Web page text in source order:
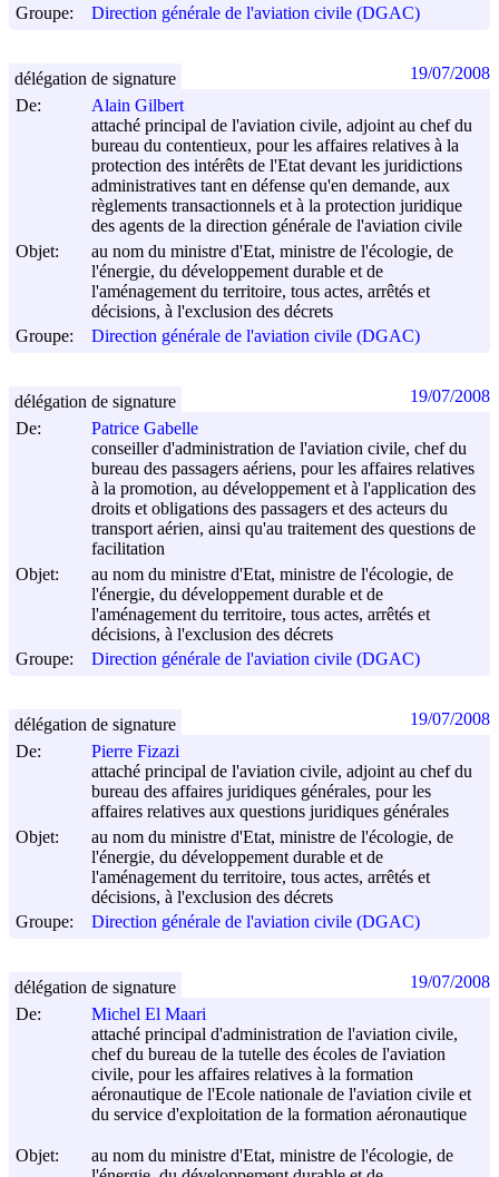
Groupe:
Direction générale de l'aviation civile (DGAC)
De:
Alain Gilbert
attaché principal de l'aviation civile, adjoint au chef du
bureau du contentieux, pour les affaires relatives à la
protection des intérêts de l'Etat devant les juridictions
administratives tant en défense qu'en demande, aux
règlements transactionnels et à la protection juridique
des agents de la direction générale de l'aviation civile
Objet:
au nom du ministre d'Etat, ministre de l'écologie, de
l'énergie, du développement durable et de
l'aménagement du territoire, tous actes, arrêtés et
décisions, à l'exclusion des décrets
Groupe:
Direction générale de l'aviation civile (DGAC)
délégation de signature 19/07/2008
De:
Patrice Gabelle
conseiller d'administration de l'aviation civile, chef du
bureau des passagers aériens, pour les affaires relatives
à la promotion, au développement et à l'application des
droits et obligations des passagers et des acteurs du
transport aérien, ainsi qu'au traitement des questions de
facilitation
Objet:
au nom du ministre d'Etat, ministre de l'écologie, de
l'énergie, du développement durable et de
l'aménagement du territoire, tous actes, arrêtés et
décisions, à l'exclusion des décrets
Groupe:
Direction générale de l'aviation civile (DGAC)
délégation de signature 19/07/2008
De:
Pierre Fizazi
attaché principal de l'aviation civile, adjoint au chef du
bureau des affaires juridiques générales, pour les
affaires relatives aux questions juridiques générales
Objet:
au nom du ministre d'Etat, ministre de l'écologie, de
l'énergie, du développement durable et de
l'aménagement du territoire, tous actes, arrêtés et
décisions, à l'exclusion des décrets
Groupe:
Direction générale de l'aviation civile (DGAC)
délégation de signature 19/07/2008
De:
Michel El Maari
attaché principal d'administration de l'aviation civile,
chef du bureau de la tutelle des écoles de l'aviation
civile, pour les affaires relatives à la formation
aéronautique de l'Ecole nationale de l'aviation civile et
du service d'exploitation de la formation aéronautique
Objet:
au nom du ministre d'Etat, ministre de l'écologie, de
délégation de signature 19/07/2008